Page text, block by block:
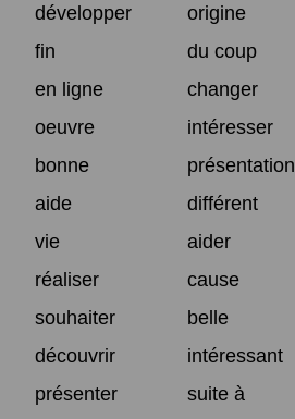
développer
origine
fin
du coup
en ligne
changer
oeuvre
intéresser
bonne
présentation
aide
différent
vie
aider
réaliser
cause
souhaiter
belle
découvrir
intéressant
présenter
suite à